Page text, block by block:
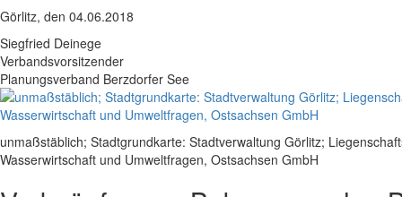
Görlitz, den 04.06.2018
Siegfried Deinege
Verbandsvorsitzender
Planungsverband Berzdorfer See
unmaßstäblich; Stadtgrundkarte: Stadtverwaltung Görlitz;
Wasserwirtschaft und Umweltfragen, Ostsachsen GmbH